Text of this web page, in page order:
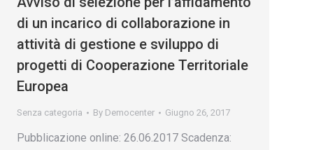
di un incarico di collaborazione in
attività di gestione e sviluppo di
progetti di Cooperazione Territoriale
Europea
Senza categoria By Democenter Giugno 26, 2017
Pubblicazione online: 26.06.2017 Scadenza: